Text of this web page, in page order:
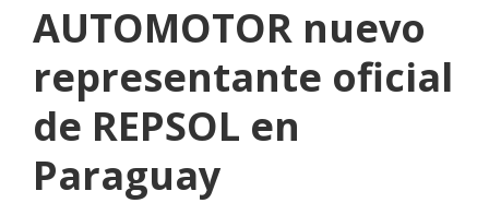
AUTOMOTOR nuevo
representante oficial
de REPSOL en
Paraguay